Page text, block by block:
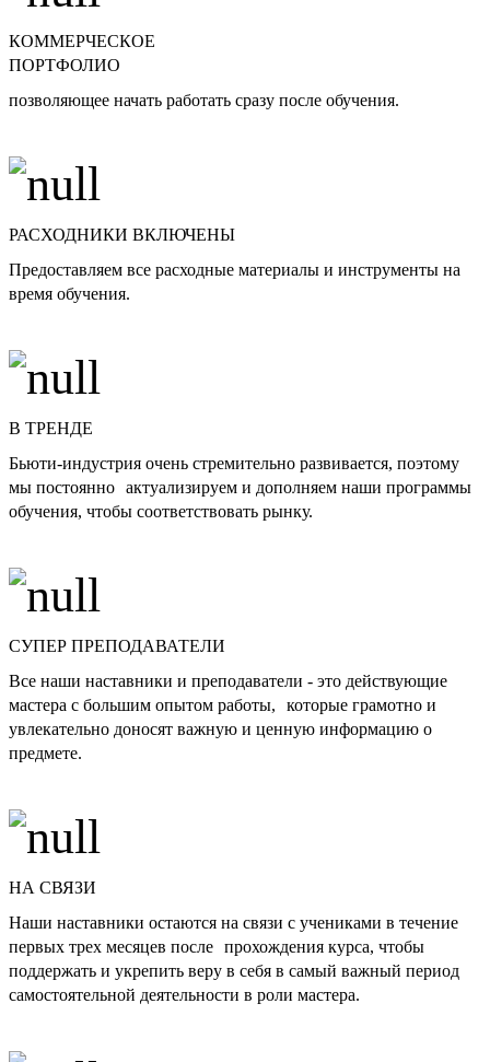
КОММЕРЧЕСКОЕ
ПОРТФОЛИО
позволяющее начать работать сразу после обучения.
РАСХОДНИКИ ВКЛЮЧЕНЫ
Предоставляем все расходные материалы и инструменты на
время обучения.
В ТРЕНДЕ
Бьюти-индустрия очень стремительно развивается, поэтому
мы постоянно актуализируем и дополняем наши программы
обучения, чтобы соответствовать рынку.
СУПЕР ПРЕПОДАВАТЕЛИ
Все наши наставники и преподаватели - это действующие
мастера с большим опытом работы, которые грамотно и
увлекательно доносят важную и ценную информацию о
предмете.
НА СВЯЗИ
Наши наставники остаются на связи с учениками в течение
первых трех месяцев после прохождения курса, чтобы
поддержать и укрепить веру в себя в самый важный период
самостоятельной деятельности в роли мастера.